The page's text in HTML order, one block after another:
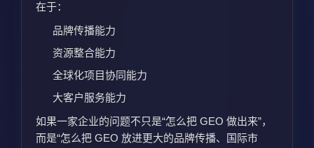
在于：
品牌传播能力
资源整合能力
全球化项目协同能力
大客户服务能力
如果一家企业的问题不只是“怎么把 GEO 做出来”，
而是“怎么把 GEO 放进更大的品牌传播、国际市